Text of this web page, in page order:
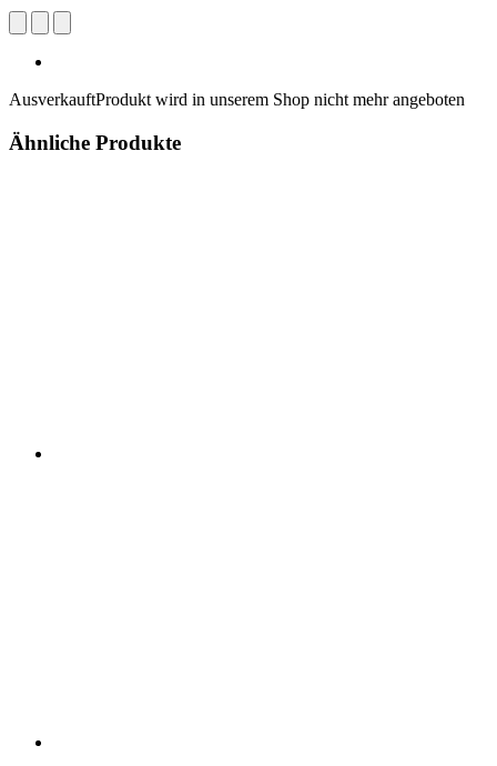
AusverkauftProdukt wird in unserem Shop nicht mehr angeboten
Ähnliche Produkte